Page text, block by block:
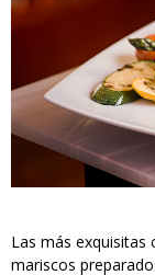
Las más exquisitas
mariscos